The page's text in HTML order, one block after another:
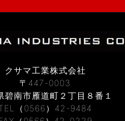
クサマ工業株式会社
〒447-0003
碧南市雁道町２丁目８番１
（0566）42-9484